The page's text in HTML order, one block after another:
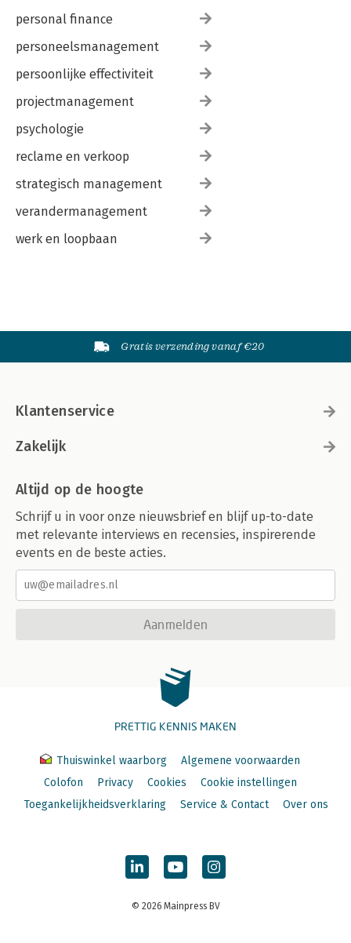
personal finance
personeelsmanagement
persoonlijke effectiviteit
projectmanagement
psychologie
reclame en verkoop
strategisch management
verandermanagement
werk en loopbaan
Gratis verzending vanaf €20
Klantenservice
Zakelijk
Altijd op de hoogte
Schrijf u in voor onze nieuwsbrief en blijf up-to-date
met relevante interviews en recensies, inspirerende
events en de beste acties.
Aanmelden
PRETTIG KENNIS MAKEN
Thuiswinkel waarborg
Algemene voorwaarden
Colofon
Privacy Cookies
Cookie instellingen
Toegankelijkheidsverklaring
Service & Contact Over ons
© 2026 Mainpress BV